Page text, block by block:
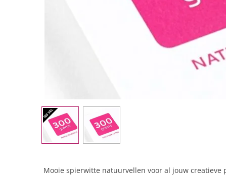
Mooie spierwitte natuurvellen voor al jouw